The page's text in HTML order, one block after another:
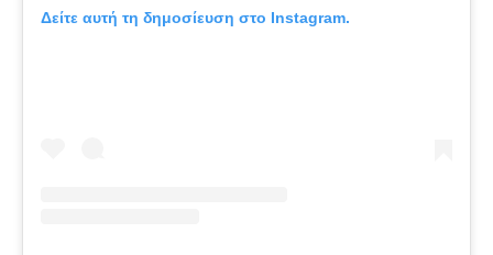
Δείτε αυτή τη δημοσίευση στο Instagram.